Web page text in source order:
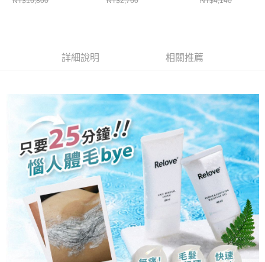
【注意事項】
https://aftee.tw/terms/#terms3
４．使用「AFTEE先享後付」時，將依據個別帳號之用戶狀況，依本公司即
時審查核予不同之上限額度；若仍有額度不足之情形，本公司將視審查結果
請求用戶進行身份認證。
５．嚴禁一人註冊多個帳號或使用他人資訊註冊。若發現惡意使用之情形，
恩沛科技股份有限公司將有權停止該用戶之使用額度並採取法律行動。
每筆NT$100，滿NT$600(含以上)免運費
離島配送
每筆NT$150，滿NT$1,500(含以上)免運費
詳細說明 相關推薦